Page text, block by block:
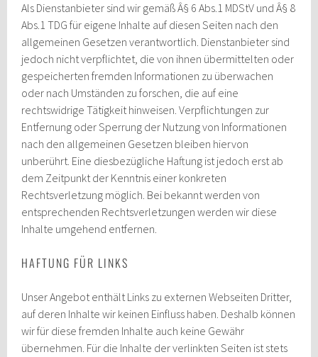
Als Dienstanbieter sind wir gemäß Â§ 6 Abs.1 MDStV und Â§ 8
Abs.1 TDG für eigene Inhalte auf diesen Seiten nach den
allgemeinen Gesetzen verantwortlich. Dienstanbieter sind
jedoch nicht verpflichtet, die von ihnen übermittelten oder
gespeicherten fremden Informationen zu überwachen
oder nach Umständen zu forschen, die auf eine
rechtswidrige Tätigkeit hinweisen. Verpflichtungen zur
Entfernung oder Sperrung der Nutzung von Informationen
nach den allgemeinen Gesetzen bleiben hiervon
unberührt. Eine diesbezügliche Haftung ist jedoch erst ab
dem Zeitpunkt der Kenntnis einer konkreten
Rechtsverletzung möglich. Bei bekannt werden von
entsprechenden Rechtsverletzungen werden wir diese
Inhalte umgehend entfernen.
HAFTUNG FÜR LINKS
Unser Angebot enthält Links zu externen Webseiten Dritter,
auf deren Inhalte wir keinen Einfluss haben. Deshalb können
wir für diese fremden Inhalte auch keine Gewähr
übernehmen. Für die Inhalte der verlinkten Seiten ist stets